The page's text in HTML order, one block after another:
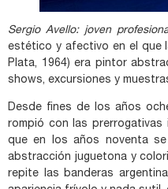
Sergio Avello: joven
estético y afectivo en el que
Plata, 1964) era pintor
shows, excursiones y
Desde fines de los años
rompió con las prerrogativas
que en los años noventa
abstracción juguetona y
repite las banderas